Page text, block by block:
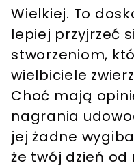
Wielkiej. To
lepiej przyjrzeć
stworzeniom,
wielbiciele
Choć mają
nagrania
jej żadne
że twój dzień od